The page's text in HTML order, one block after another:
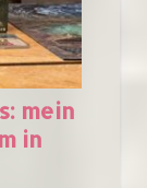
mein
in